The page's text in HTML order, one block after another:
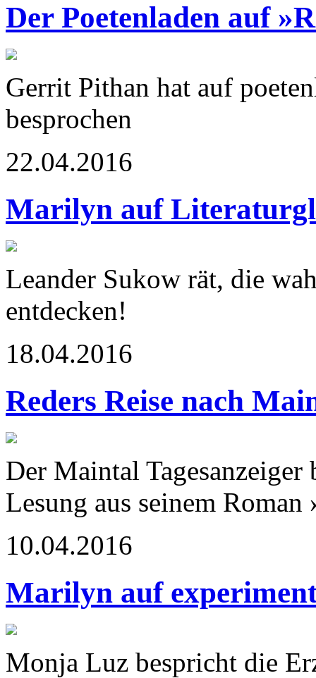
Der Poetenladen auf
Gerrit Pithan hat auf
besprochen
22.04.2016
Marilyn auf
Leander Sukow rät, die
entdecken!
18.04.2016
Reders Reise nach
Der Maintal
Lesung aus seinem
10.04.2016
Marilyn auf
Monja Luz bespricht die